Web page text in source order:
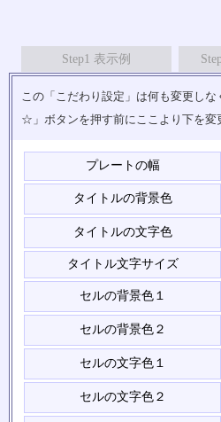
Step1 表示例
この「こだわり設定」は何も変更し
☆」ボタンを押す前にここより下を変
プレートの幅
タイトルの背景色
タイトルの文字色
タイトル文字サイズ
セルの背景色１
セルの背景色２
セルの文字色１
セルの文字色２